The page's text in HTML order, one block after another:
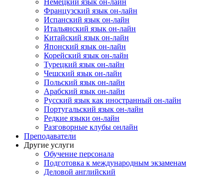
Французский язык он-лайн
Испанский язык он-лайн
Итальянский язык он-лайн
Китайский язык он-лайн
Японский язык он-лайн
Корейский язык он-лайн
Турецкий язык он-лайн
Чешский язык он-лайн
Польский язык он-лайн
Арабский язык он-лайн
Русский язык как иностранный он-лайн
Португальский язык он-лайн
Редкие языки он-лайн
Разговорные клубы онлайн
Преподаватели
Другие услуги
Обучение персонала
Подготовка к международным экзаменам
Деловой английский